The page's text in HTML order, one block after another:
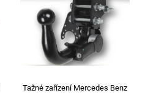
1
Tažné zařízení Mercedes Benz